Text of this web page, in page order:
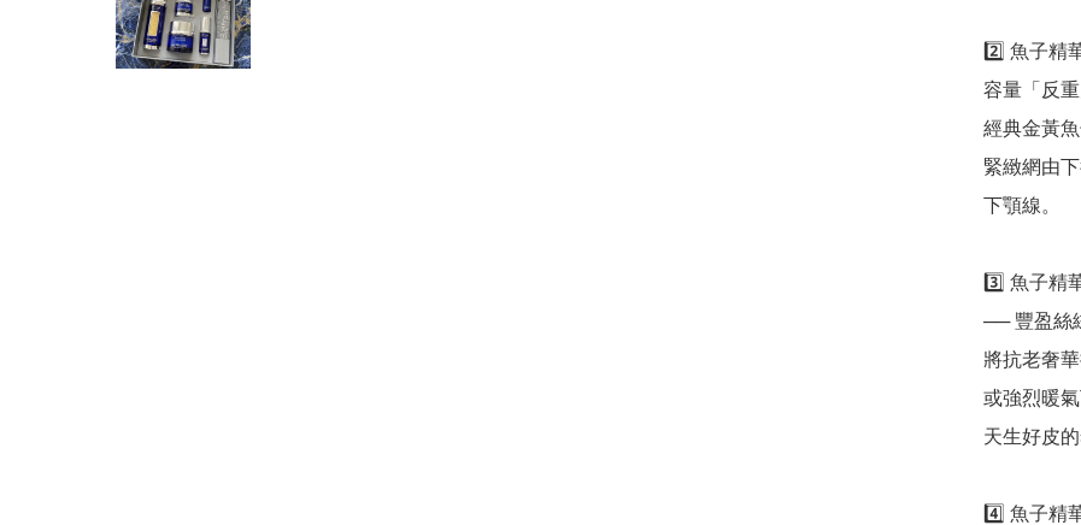
2️⃣ 魚子精
容量「反重
經典金黃
緊緻網由
下顎線。
3️⃣ 魚子精
── 豐盈絲
將抗老奢
或強烈暖
天生好皮的
4️⃣ 魚子精